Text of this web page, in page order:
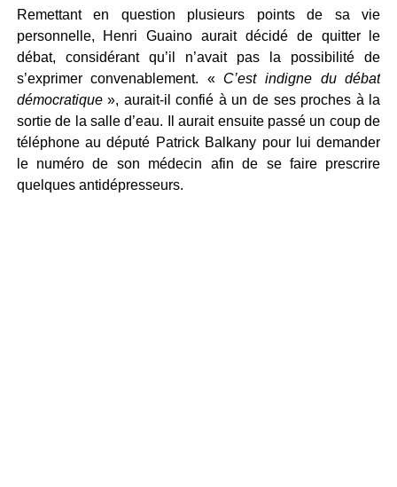
Remettant en question plusieurs points de sa vie
personnelle, Henri Guaino aurait décidé de quitter le
débat, considérant qu’il n’avait pas la possibilité de
s’exprimer convenablement. «C’est indigne du débat
démocratique», aurait-il confié à un de ses proches à la
sortie de la salle d’eau. Il aurait ensuite passé un coup de
téléphone au député Patrick Balkany pour lui demander
le numéro de son médecin afin de se faire prescrire
quelques antidépresseurs.